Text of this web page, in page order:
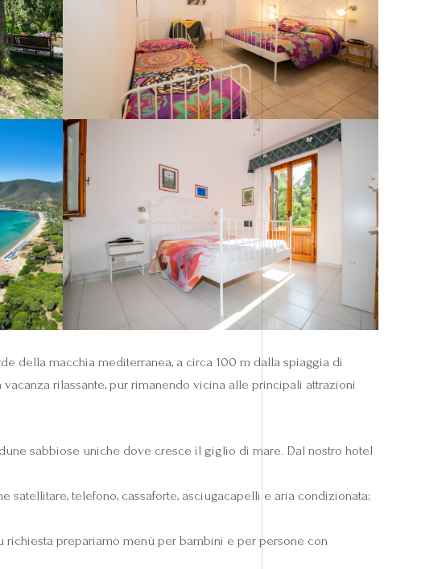
della macchia mediterranea, a circa 100 m dalla spiaggia di
rilassante, pur rimanendo vicina alle principali attrazioni
sabbiose uniche dove cresce il giglio di mare. Dal nostro hotel
telefono, cassaforte, asciugacapelli e aria condizionata;
prepariamo menù per bambini e per persone con